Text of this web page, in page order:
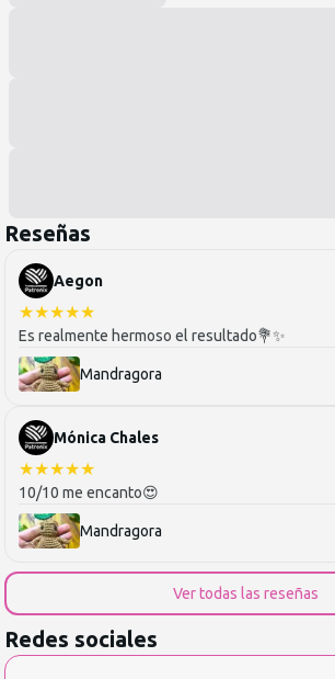
Reseñas
Aegon
★★★★★
Es realmente hermoso el resultado💐✨️
Mandragora
Mónica Chales
★★★★★
10/10 me encanto😍
Mandragora
Ver todas las reseñas
Redes sociales